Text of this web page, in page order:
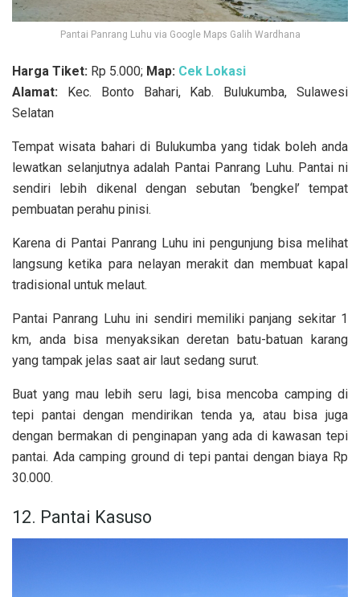
Pantai Panrang Luhu via Google Maps Galih Wardhana
Harga Tiket: Rp 5.000; Map: Cek Lokasi
Alamat: Kec. Bonto Bahari, Kab. Bulukumba, Sulawesi
Selatan
Tempat wisata bahari di Bulukumba yang tidak boleh anda
lewatkan selanjutnya adalah Pantai Panrang Luhu. Pantai ni
sendiri lebih dikenal dengan sebutan ‘bengkel’ tempat
pembuatan perahu pinisi.
Karena di Pantai Panrang Luhu ini pengunjung bisa melihat
langsung ketika para nelayan merakit dan membuat kapal
tradisional untuk melaut.
Pantai Panrang Luhu ini sendiri memiliki panjang sekitar 1
km, anda bisa menyaksikan deretan batu-batuan karang
yang tampak jelas saat air laut sedang surut.
Buat yang mau lebih seru lagi, bisa mencoba camping di
tepi pantai dengan mendirikan tenda ya, atau bisa juga
dengan bermakan di penginapan yang ada di kawasan tepi
pantai. Ada camping ground di tepi pantai dengan biaya Rp
30.000.
12. Pantai Kasuso